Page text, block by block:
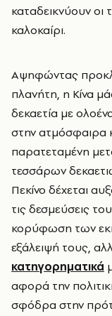
καταδεικνύουν οι
καλοκαίρι.
Αψηφώντας
πλανήτη, η Κίνα
δεκαετία με
στην ατμόσφαιρα
παρατεταμένη
τεσσάρων
Πεκίνο δέχεται
τις δεσμεύσεις
κορύφωση των
εξάλειψή τους,
κατηγορηματικά
αφορά την
σφόδρα στην